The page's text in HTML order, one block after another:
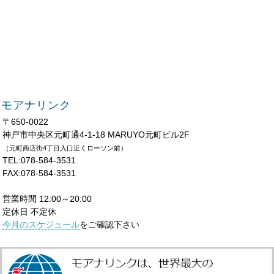
モアナリンク
〒650-0022
神戸市中央区元町通4-1-18 MARUYO元町ビル2F
（元町商店街4丁目入口近くローソン前）
TEL:078-584-3531
FAX:078-584-3531
営業時間 12:00～20:00
定休日 不定休
今月のスケジュールをご確認下さい